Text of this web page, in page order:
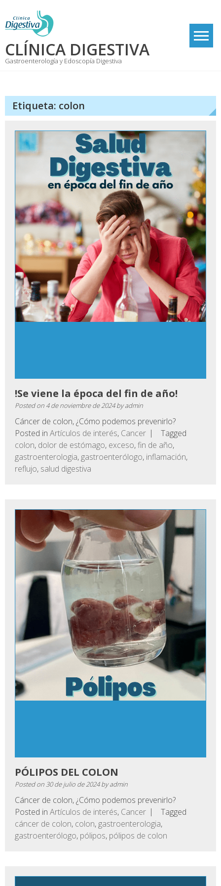
content
CLÍNICA DIGESTIVA
Gastroenterología y Edoscopía Digestiva
Etiqueta: colon
!Se viene la época del fin de año!
Posted on 4 de noviembre de 2024byadmin
Cáncer de colon, ¿Cómo podemos prevenirlo?
Posted in Artículos de interés, Cancer
Tagged
colon, dolor de estómago, exceso,fin de año,
gastroenterologia, gastroenterólogo, inflamación,
reflujo, salud digestiva
PÓLIPOS DEL COLON
Posted on30 de julio de 2024byadmin
Cáncer de colon, ¿Cómo podemos prevenirlo?
Posted in Artículos de interés, Cancer
Tagged
cáncer de colon, colon, gastroenterologia,
gastroenterólogo, pólipos, pólipos de colon